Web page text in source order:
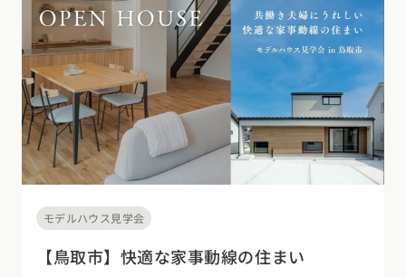
モデルハウス見学会
【鳥取市】快適な家事動線の住まい